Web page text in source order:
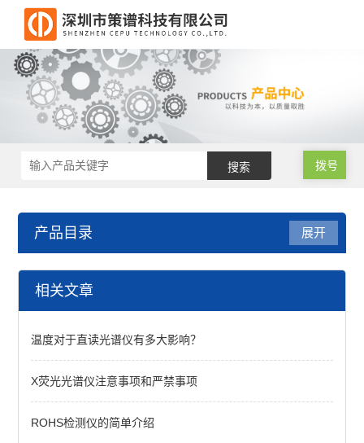
拨号
产品目录
RoHS2.0测试仪
RoHS2.0全套仪器
卤素测试仪
展开
相关文章
温度对于直读光谱仪有多大影响？
X荧光光谱仪注意事项和严禁事项
ROHS检测仪的简单介绍